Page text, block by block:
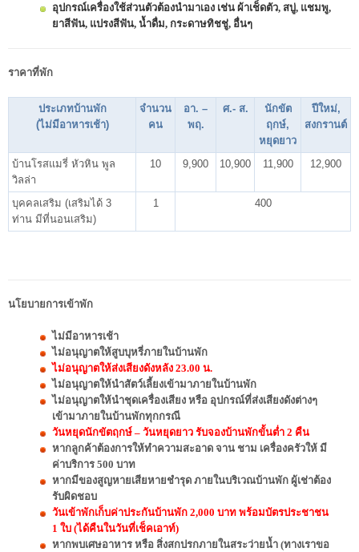
อุปกรณ์เครื่องใช้ส่วนตัวต้องนำมาเอง เช่น ผ้าเช็ดตัว, สบู่, แชมพู,
ยาสีฟัน, แปรงสีฟัน, น้ำดื่ม, กระดาษทิชชู่, อื่นๆ
ราคาที่พัก
ประเภทบ้านพัก
(ไม่มีอาหารเช้า)
จำนวน
คน
อา. –
พฤ.
ศ.- ส.
นักขัต
ฤกษ์,
หยุดยาว
ปีใหม่,
สงกรานต์
บ้านโรสแมรี่ หัวหิน พูล
วิลล่า
10 9,900 10,900 11,900 12,900
บุคคลเสริม (เสริมได้ 3
ท่าน มีที่นอนเสริม)
1 400
นโยบายการเข้าพัก
ไม่มีอาหารเช้า
ไม่อนุญาตให้สูบบุหรี่ภายในบ้านพัก
ไม่อนุญาตให้ส่งเสียงดังหลัง 23.00 น.
ไม่อนุญาตให้นำสัตว์เลี้ยงเข้ามาภายในบ้านพัก
ไม่อนุญาตให้นำชุดเครื่องเสียง หรือ อุปกรณ์ที่ส่งเสียงดังต่างๆ
เข้ามาภายในบ้านพักทุกกรณี
วันหยุดนักขัตฤกษ์ – วันหยุดยาว รับจองบ้านพักขั้นต่ำ 2 คืน
หากลูกค้าต้องการให้ทำความสะอาด จาน ชาม เครื่องครัวให้ มี
ค่าบริการ 500 บาท
หากมีของสูญหายเสียหายชำรุด ภายในบริเวณบ้านพัก ผู้เช่าต้อง
รับผิดชอบ
วันเข้าพักเก็บค่าประกันบ้านพัก 2,000 บาท พร้อมบัตรประชาชน
1 ใบ (ได้คืนในวันที่เช็คเอาท์)
หากพบเศษอาหาร หรือ สิ่งสกปรกภายในสระว่ายน้ำ (ทางเราขอ